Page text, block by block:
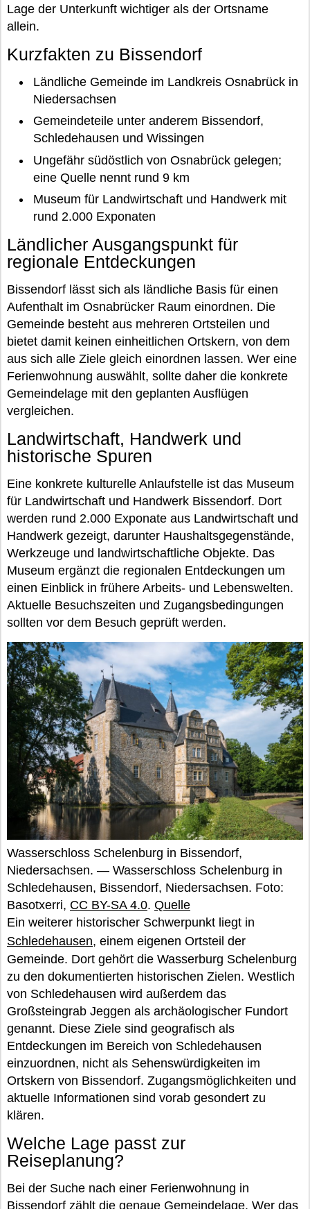
Lage der Unterkunft wichtiger als der Ortsname
allein.
Kurzfakten zu Bissendorf
Ländliche Gemeinde im Landkreis Osnabrück in
Niedersachsen
Gemeindeteile unter anderem Bissendorf,
Schledehausen und Wissingen
Ungefähr südöstlich von Osnabrück gelegen;
eine Quelle nennt rund 9 km
Museum für Landwirtschaft und Handwerk mit
rund 2.000 Exponaten
Ländlicher Ausgangspunkt für
regionale Entdeckungen
Bissendorf lässt sich als ländliche Basis für einen
Aufenthalt im Osnabrücker Raum einordnen. Die
Gemeinde besteht aus mehreren Ortsteilen und
bietet damit keinen einheitlichen Ortskern, von dem
aus sich alle Ziele gleich einordnen lassen. Wer eine
Ferienwohnung auswählt, sollte daher die konkrete
Gemeindelage mit den geplanten Ausflügen
vergleichen.
Landwirtschaft, Handwerk und
historische Spuren
Eine konkrete kulturelle Anlaufstelle ist das Museum
für Landwirtschaft und Handwerk Bissendorf. Dort
werden rund 2.000 Exponate aus Landwirtschaft und
Handwerk gezeigt, darunter Haushaltsgegenstände,
Werkzeuge und landwirtschaftliche Objekte. Das
Museum ergänzt die regionalen Entdeckungen um
einen Einblick in frühere Arbeits- und Lebenswelten.
Aktuelle Besuchszeiten und Zugangsbedingungen
sollten vor dem Besuch geprüft werden.
Wasserschloss Schelenburg in Bissendorf,
Niedersachsen. — Wasserschloss Schelenburg in
Schledehausen, Bissendorf, Niedersachsen. Foto:
Basotxerri, CC BY-SA 4.0. Quelle
Ein weiterer historischer Schwerpunkt liegt in
Schledehausen, einem eigenen Ortsteil der
Gemeinde. Dort gehört die Wasserburg Schelenburg
zu den dokumentierten historischen Zielen. Westlich
von Schledehausen wird außerdem das
Großsteingrab Jeggen als archäologischer Fundort
genannt. Diese Ziele sind geografisch als
Entdeckungen im Bereich von Schledehausen
einzuordnen, nicht als Sehenswürdigkeiten im
Ortskern von Bissendorf. Zugangsmöglichkeiten und
aktuelle Informationen sind vorab gesondert zu
klären.
Welche Lage passt zur
Reiseplanung?
Bei der Suche nach einer Ferienwohnung in
Bissendorf zählt die genaue Gemeindelage. Wer das